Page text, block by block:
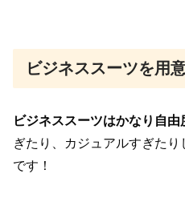
ビジネススーツを用
ビジネススーツはかなり自由
ぎたり、カジュアルすぎたり
です！